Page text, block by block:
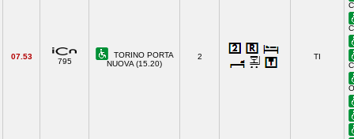
07.53
795
TORINO PORTA
NUOVA (15.20)
2 TI